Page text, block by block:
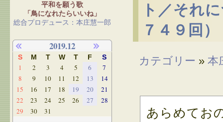
ト／それ
７４９回）
カテゴリー » 本
あらめてお
平和を願う歌
「鳥になれたらいいね」
総合プロデュース：本庄慧一郎
2019.12
S M T W T F S
1 2 3 4 5 6
7
8
9 10 11 12 13
14
15
16 17 18 19 20
21
22
23 24 25 26 27
28
29
30 31